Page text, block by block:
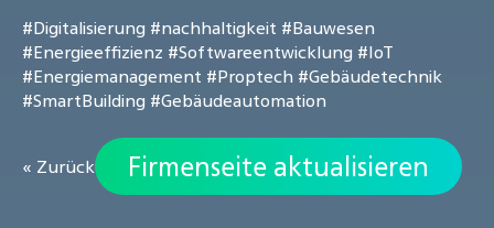
#Digitalisierung #nachhaltigkeit #Bauwesen
#Energieeffizienz #Softwareentwicklung #IoT
#Energiemanagement #Proptech #Gebäudetechnik
#SmartBuilding #Gebäudeautomation
« Zurück Firmenseite aktualisieren